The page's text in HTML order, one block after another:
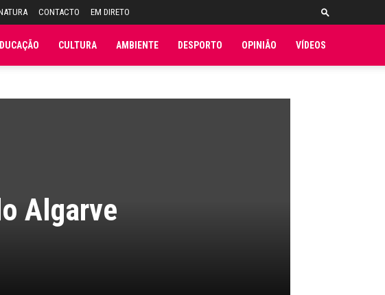
CONTACTO EM DIRETO
CULTURA AMBIENTE DESPORTO OPINIÃO VÍDEOS
Algarve